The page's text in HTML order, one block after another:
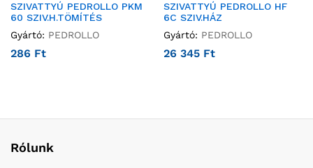
SZIVATTYÚ PEDROLLO PKM
60 SZIV.H.TÖMÍTÉS
Gyártó: PEDROLLO
286 Ft
SZIVATTYÚ PEDROLLO HF
6C SZIV.HÁZ
Gyártó: PEDROLLO
26 345 Ft
Rólunk